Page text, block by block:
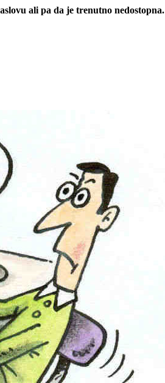
ali pa da je trenutno nedostopna.